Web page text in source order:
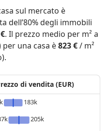
sul mercato è
dell’80% degli immobili
. Il prezzo medio per m² a
per una casa è823 €/ m²
di vendita (EUR)
183k
205k